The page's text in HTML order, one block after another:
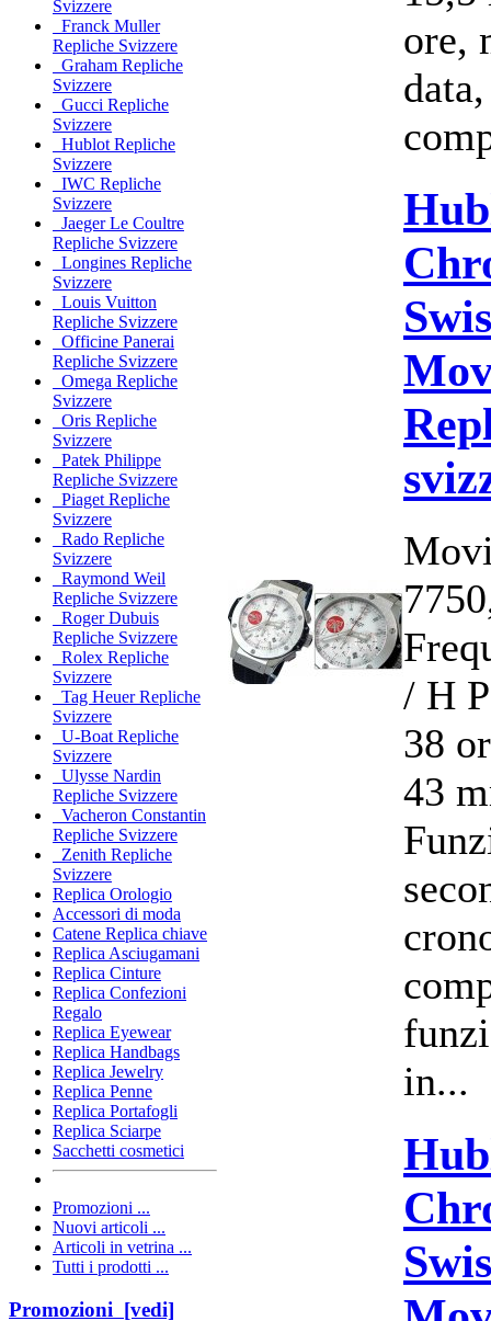
Svizzere
Franck Muller
Repliche Svizzere
Graham Repliche
Svizzere
Gucci Repliche
Svizzere
Hublot Repliche
Svizzere
IWC Repliche
Svizzere
Jaeger Le Coultre
Repliche Svizzere
Longines Repliche
Svizzere
Louis Vuitton
Repliche Svizzere
Officine Panerai
Repliche Svizzere
Omega Repliche
Svizzere
Oris Repliche
Svizzere
Patek Philippe
Repliche Svizzere
Piaget Repliche
Svizzere
Rado Repliche
Svizzere
Raymond Weil
Repliche Svizzere
Roger Dubuis
Repliche Svizzere
Rolex Repliche
Svizzere
Tag Heuer Repliche
Svizzere
U-Boat Repliche
Svizzere
Ulysse Nardin
Repliche Svizzere
Vacheron Constantin
Repliche Svizzere
Zenith Repliche
Svizzere
Replica Orologio
Accessori di moda
Catene Replica chiave
Replica Asciugamani
Replica Cinture
Replica Confezioni
Regalo
Replica Eyewear
Replica Handbags
Replica Jewelry
Replica Penne
Replica Portafogli
Replica Sciarpe
Sacchetti cosmetici
Promozioni ...
Nuovi articoli ...
Articoli in vetrina ...
Tutti i prodotti ...
Promozioni [vedi]
ore,
/ H
38
43
in...